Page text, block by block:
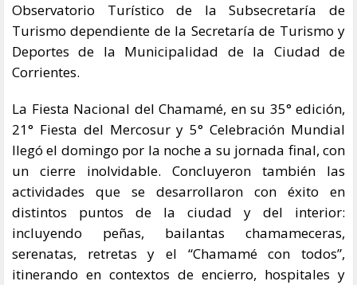
Observatorio Turístico de la Subsecretaría de
Turismo dependiente de la Secretaría de Turismo y
Deportes de la Municipalidad de la Ciudad de
Corrientes.
La Fiesta Nacional del Chamamé, en su 35° edición,
21° Fiesta del Mercosur y 5° Celebración Mundial
llegó el domingo por la noche a su jornada final, con
un cierre inolvidable. Concluyeron también las
actividades que se desarrollaron con éxito en
distintos puntos de la ciudad y del interior:
incluyendo peñas, bailantas chamameceras,
serenatas, retretas y el “Chamamé con todos”,
itinerando en contextos de encierro, hospitales y